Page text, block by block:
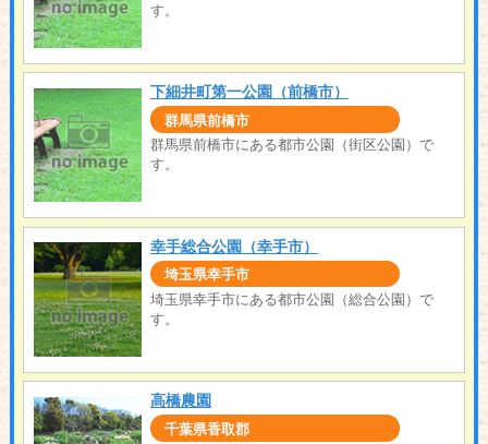
す。
下細井町第一公園（前橋市）
群馬県前橋市
群馬県前橋市にある都市公園（街区公園）で
す。
幸手総合公園（幸手市）
埼玉県幸手市
埼玉県幸手市にある都市公園（総合公園）で
す。
高橋農園
千葉県香取郡